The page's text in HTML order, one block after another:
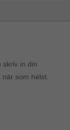
skriv in din
som helst.